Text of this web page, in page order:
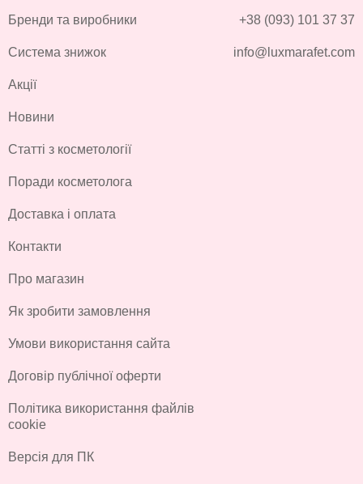
Бренди та виробники
Система знижок
Акції
Новини
Статті з косметології
Поради косметолога
Доставка і оплата
Контакти
Про магазин
Як зробити замовлення
Умови використання сайта
Договір публічної оферти
Політика використання файлів
cookie
Версія для ПК
+38 (093) 101 37 37
info@luxmarafet.com